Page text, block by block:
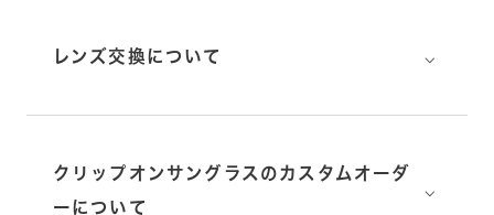
レンズ交換について ⌵
クリップオンサングラスのカスタムオーダ
ーについて
⌵